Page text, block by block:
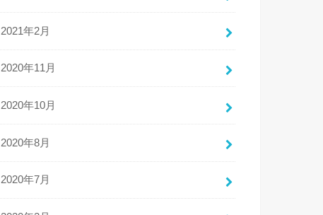
2021年2月
2020年11月
2020年10月
2020年8月
2020年7月